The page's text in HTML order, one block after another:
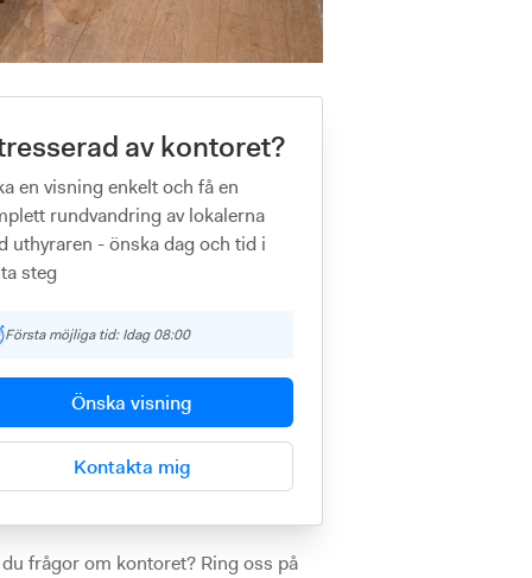
av kontoret?
en visning enkelt och få en
rundvandring av lokalerna
uthyraren - önska dag och tid i
steg
Första möjliga tid: Idag 08:00
Önska visning
Kontakta mig
frågor om kontoret? Ring oss på